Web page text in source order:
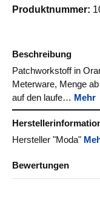
Produktnummer:
Beschreibung
Patchworkstoff in
Meterware, Menge
auf den laufe… Mehr
Hersteller "Moda"
Bewertungen